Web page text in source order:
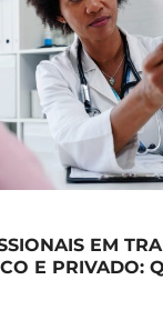
EM
E PRIVADO: